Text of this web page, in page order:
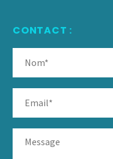
CONTACT :